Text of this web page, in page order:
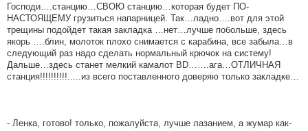
Господи….станцию…СВОЮ станцию…которая будет ПО-
НАСТОЯЩЕМУ грузиться напарницей. Так…ладно….вот для этой
трещины подойдет такая закладка …нет…лучше побольше, здесь
якорь ….блин, молоток плохо снимается с карабина, все забыла…в
следующий раз надо сделать нормальный крючок на систему!
Дальше…здесь станет мелкий камалот BD…….ага…ОТЛИЧНАЯ
станция!!!!!!!!!!.....из всего поставленного доверяю только закладке…
- Ленка, готово! только, пожалуйста, лучше лазанием, а жумар как-